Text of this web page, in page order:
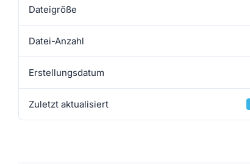
Dateigröße
Datei-Anzahl
Erstellungsdatum
Zuletzt aktualisiert